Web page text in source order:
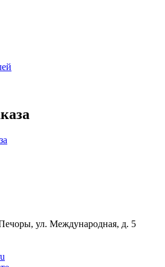
ул. Международная, д. 5